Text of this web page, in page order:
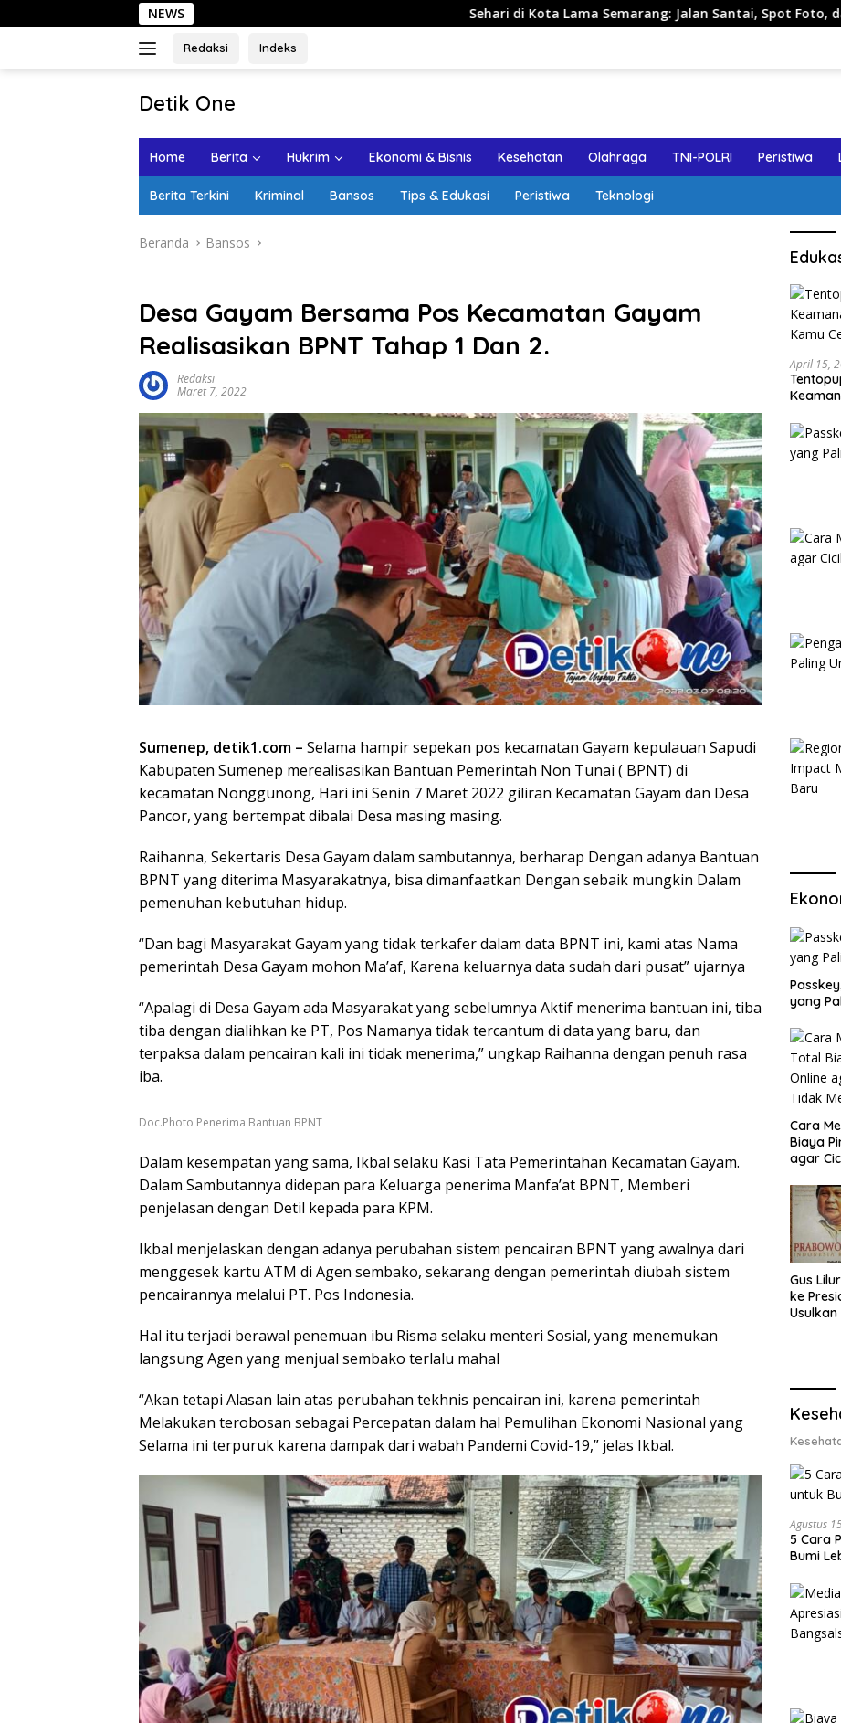
ke
NEWS Sehari di Kota Lama Semarang: Jalan Santai, Spot Foto, dan Rekomendasi
Redaksi Indeks
Detik One
Ungkap
Home Berita Hukrim Ekonomi & Bisnis Kesehatan Olahraga TNI-POLRI Peristiwa
Berita Terkini Kriminal Bansos Tips & Edukasi Peristiwa Teknologi
Beranda Bansos
Desa Gayam Bersama Pos Kecamatan Gayam
Realisasikan BPNT Tahap 1 Dan 2.
Redaksi
Maret 7, 2022
Sumenep, detik1.com – Selama hampir sepekan pos kecamatan Gayam kepulauan Sapudi
Kabupaten Sumenep merealisasikan Bantuan Pemerintah Non Tunai ( BPNT) di
kecamatan Nonggunong, Hari ini Senin 7 Maret 2022 giliran Kecamatan Gayam dan Desa
Pancor, yang bertempat dibalai Desa masing masing.
Raihanna, Sekertaris Desa Gayam dalam sambutannya, berharap Dengan adanya Bantuan
BPNT yang diterima Masyarakatnya, bisa dimanfaatkan Dengan sebaik mungkin Dalam
pemenuhan kebutuhan hidup.
“Dan bagi Masyarakat Gayam yang tidak terkafer dalam data BPNT ini, kami atas Nama
pemerintah Desa Gayam mohon Ma’af, Karena keluarnya data sudah dari pusat” ujarnya
“Apalagi di Desa Gayam ada Masyarakat yang sebelumnya Aktif menerima bantuan ini, tiba
tiba dengan dialihkan ke PT, Pos Namanya tidak tercantum di data yang baru, dan
terpaksa dalam pencairan kali ini tidak menerima,” ungkap Raihanna dengan penuh rasa
iba.
Doc.Photo Penerima Bantuan BPNT
Dalam kesempatan yang sama, Ikbal selaku Kasi Tata Pemerintahan Kecamatan Gayam.
Dalam Sambutannya didepan para Keluarga penerima Manfa’at BPNT, Memberi
penjelasan dengan Detil kepada para KPM.
Ikbal menjelaskan dengan adanya perubahan sistem pencairan BPNT yang awalnya dari
menggesek kartu ATM di Agen sembako, sekarang dengan pemerintah diubah sistem
pencairannya melalui PT. Pos Indonesia.
Hal itu terjadi berawal penemuan ibu Risma selaku menteri Sosial, yang menemukan
langsung Agen yang menjual sembako terlalu mahal
“Akan tetapi Alasan lain atas perubahan tekhnis pencairan ini, karena pemerintah
Melakukan terobosan sebagai Percepatan dalam hal Pemulihan Ekonomi Nasional yang
Selama ini terpuruk karena dampak dari wabah Pandemi Covid-19,” jelas Ikbal.
April 15,
yang
Cara
Biaya
agar
Gus
ke
Agustus
5 Cara
Bumi